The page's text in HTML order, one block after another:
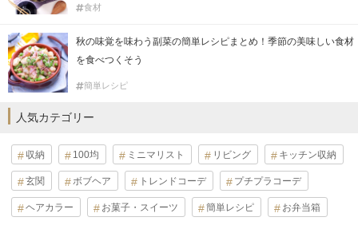
食材
秋の味覚を味わう副菜の簡単レシピまとめ！季節の美味しい食材
を食べつくそう
簡単レシピ
人気カテゴリー
収納 100均 ミニマリスト リビング キッチン収納
玄関 ボブヘア トレンドコーデ プチプラコーデ
ヘアカラー お菓子・スイーツ 簡単レシピ お弁当箱